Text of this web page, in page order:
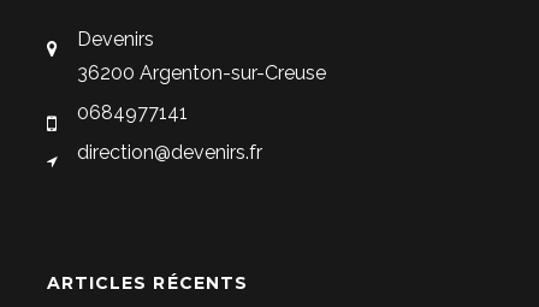
Devenirs
36200 Argenton-sur-Creuse
0684977141
direction@devenirs.fr
ARTICLES RÉCENTS